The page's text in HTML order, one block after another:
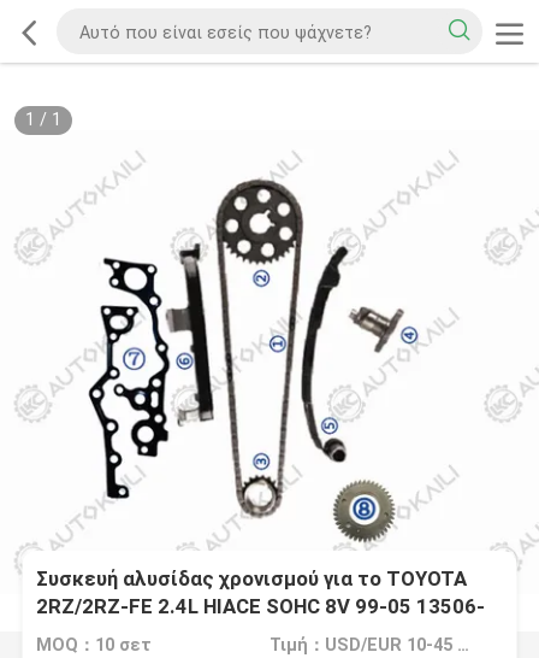
1 / 1
Συσκευή αλυσίδας χρονισμού για το TOYOTA
2RZ/2RZ-FE 2.4L HIACE SOHC 8V 99-05 13506-
75010 102L
MOQ：10 σετ Τιμή：USD/EUR 10-45 per set